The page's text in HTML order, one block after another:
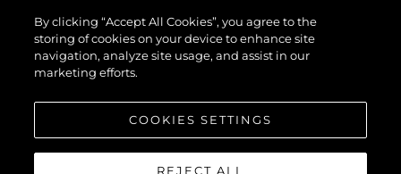
Zespół
Styl Życia
Tradycja
By clicking “Accept All Cookies”, you agree to the
storing of cookies on your device to enhance site
navigation, analyze site usage, and assist in our
marketing efforts.
COOKIES SETTINGS
REJECT ALL